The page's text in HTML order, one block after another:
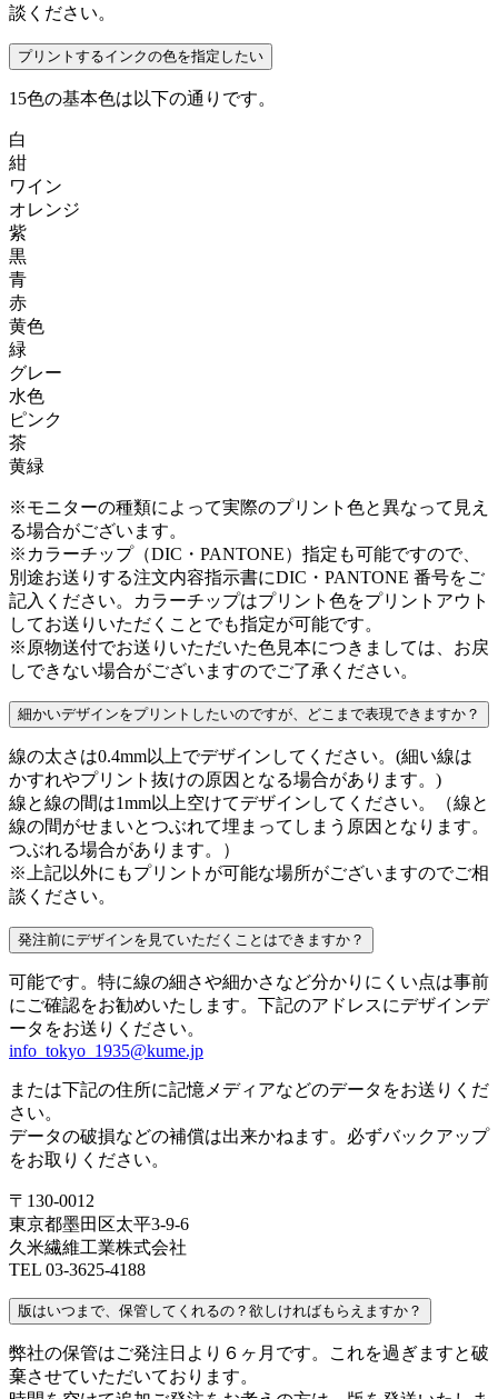
談ください。
プリントするインクの色を指定したい
15色の基本色は以下の通りです。
白
紺
ワイン
オレンジ
紫
黒
青
赤
黄色
緑
グレー
水色
ピンク
茶
黄緑
※モニターの種類によって実際のプリント色と異なって見え
る場合がございます。
※カラーチップ（DIC・PANTONE）指定も可能ですので、
別途お送りする注文内容指示書にDIC・PANTONE 番号をご
記入ください。カラーチップはプリント色をプリントアウト
してお送りいただくことでも指定が可能です。
※原物送付でお送りいただいた色見本につきましては、お戻
しできない場合がございますのでご了承ください。
細かいデザインをプリントしたいのですが、どこまで表現できますか？
線の太さは0.4mm以上でデザインしてください。 (細い線は
かすれやプリント抜けの原因となる場合があります。)
線と線の間は1mm以上空けてデザインしてください。
（線と
線の間がせまいとつぶれて埋まってしまう原因となります。
つぶれる場合があります。）
※上記以外にもプリントが可能な場所がございますのでご相
談ください。
発注前にデザインを見ていただくことはできますか？
可能です。特に線の細さや細かさなど分かりにくい点は事前
にご確認をお勧めいたします。下記のアドレスにデザインデ
ータをお送りください。
info_tokyo_1935@kume.jp
または下記の住所に記憶メディアなどのデータをお送りくだ
さい。
データの破損などの補償は出来かねます。必ずバックアップ
をお取りください。
〒130-0012
東京都墨田区太平3-9-6
久米繊維工業株式会社
TEL 03-3625-4188
版はいつまで、保管してくれるの？欲しければもらえますか？
弊社の保管はご発注日より６ヶ月です。これを過ぎますと破
棄させていただいております。